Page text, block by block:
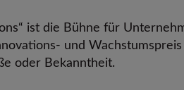
ist die Bühne für
und
oder Bekanntheit.